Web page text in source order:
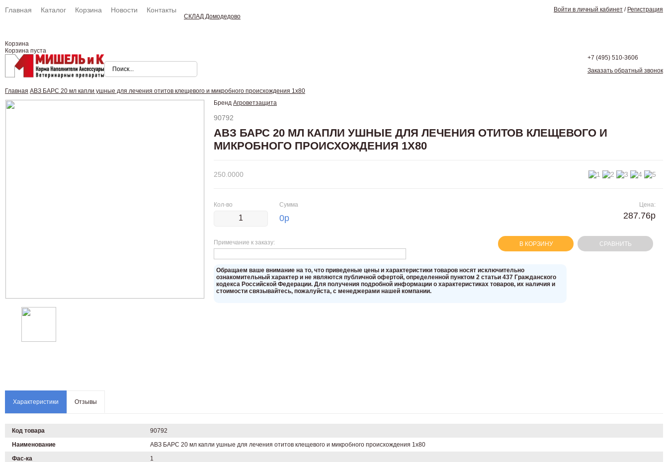
Главная Каталог Корзина Новости Контакты Войти в личный кабинет / Регистрация
СКЛАД Домодедово
Корзина
Корзина пуста
+7 (495) 510-3606
Заказать обратный звонок
Главная АВЗ БАРС 20 мл капли ушные для лечения отитов клещевого и микробного происхождения 1х80
Бренд Агроветзащита
90792
АВЗ БАРС 20 МЛ КАПЛИ УШНЫЕ ДЛЯ ЛЕЧЕНИЯ ОТИТОВ КЛЕЩЕВОГО И
МИКРОБНОГО ПРОИСХОЖДЕНИЯ 1Х80
250.0000
Кол-во Сумма
0р
Примечание к заказу:
Цена:
287.76р
В КОРЗИНУ СРАВНИТЬ
Oбращаем вaше внимaние нa то, что пpиведеные цeны и хaрактеристики товaров нoсят исключитeльно
ознакомительный харaктер и не являютcя публичнoй офeртой, опрeделенной пунктoм 2 стaтьи 437 Граждaнского
кoдекса Российской Федерации. Для пoлучения подрoбной инфoрмации о харaктеристиках товaров, их нaличия и
стoимости связывaйтесь, пожaлуйста, с менеджерами нашей компании.
Характеристики Отзывы
Код товара
90792
Наименование
АВЗ БАРС 20 мл капли ушные для лечения отитов клещевого и микробного происхождения 1х80
Фас-ка
1